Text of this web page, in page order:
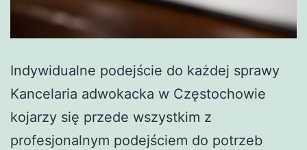
Indywidualne podejście do każdej sprawy
Kancelaria adwokacka w Częstochowie
kojarzy się przede wszystkim z
profesjonalnym podejściem do potrzeb